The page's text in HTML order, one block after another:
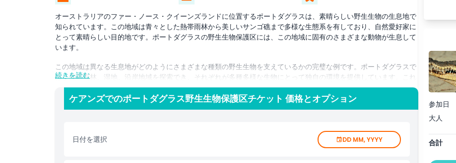
オーストラリアのファー・ノース・クイーンズランドに位置するポートダグラスは、素晴らしい野生生物の生息地で
知られています。この地域は青々とした熱帯雨林から美しいサンゴ礁まで多様な生態系を有しており、自然愛好家に
とって素晴らしい目的地です。ポートダグラスの野生生物保護区には、この地域に固有のさまざまな動物が生息して
います。
この地域は異なる生息地がどのようにさまざまな種類の野生生物を支えているかの完璧な例です。ポートダグラスで
は、熱帯雨林、湿地、沿岸地域を探索でき、それぞれが多種多様な生物にとって独自の環境を提供しています。これ
らの生息地は、鳥類、爬虫類、哺乳類を含む多くの動物の生存にとって重要です。こうした野生生物の生息地を体験
する最良の方法の一つが、ポートダグラスの野生生物保護区を訪れることです。ここでは在来のオーストラリア動物
を間近で見ることができます。
にはカンガルー、コアラ、ワニ、そして絶滅危惧種であるカソワリなど多くの鳥類が生息しています。野生生物保護
区はヘビやカメを含む多くの爬虫類の保護区でもあります。訪問者はこれらの生息地を保護する重要性や野生動物を
続きを読む
ケアンズでのポートダグラス野生生物保護区チケット 価格とオプション
日付を選択 DD MM, YYYY
参加日
大人
合計